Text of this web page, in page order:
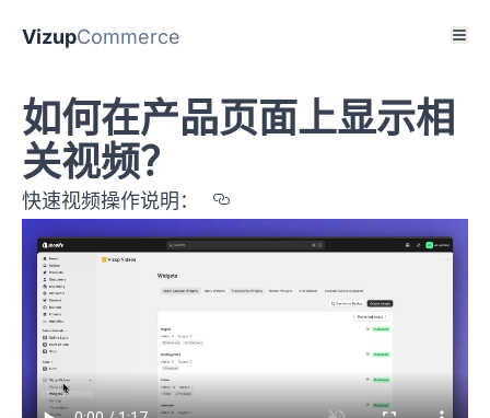
VizupCommerce
如何在产品页面上显示相
关视频？
快速视频操作说明： Section titled